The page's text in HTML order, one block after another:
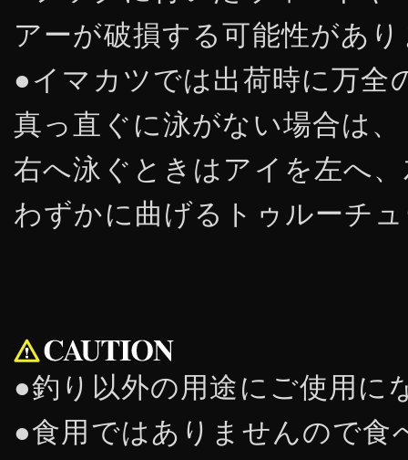
アーが破損する可能性があ
●イマカツでは出荷時に万全
真っ直ぐに泳がない場合は、
右へ泳ぐときはアイを左へ
わずかに曲げるトゥルーチ
●釣り以外の用途にご使用に
●食用ではありませんので食